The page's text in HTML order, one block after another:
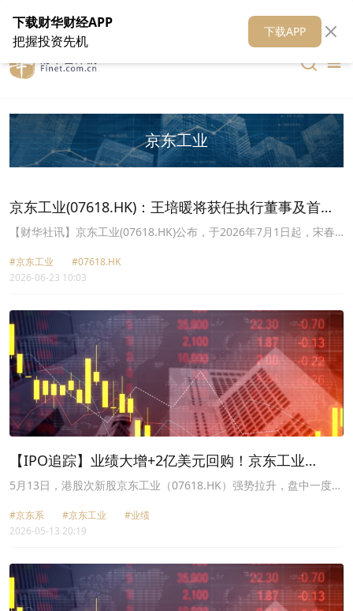
在线客服 关于我们 财华媒体矩阵 财华智库
京东工业
京东工业(07618.HK)：王培暖将获任执行董事及首席
执行官
​【财华社讯】京东工业(07618.HK)公布，于2026年7月1日起，宋春
市规则项下授权代表；王培暖获委任为公司执行董事、首席执行官及
授权代表。
#京东工业
#07618.HK
2026-06-23 10:03
【IPO追踪】业绩大增+2亿美元回购！京东工业
（07618.HK）股价大涨
5月13日，港股次新股京东工业（07618.HK）强势拉升，盘中一度冲
股涨幅为12.85%，报16.25港元/股。
#京东系 #京东工业
#业绩
2026-05-13 20:19
下载财华财经APP
把握投资先机
下载APP